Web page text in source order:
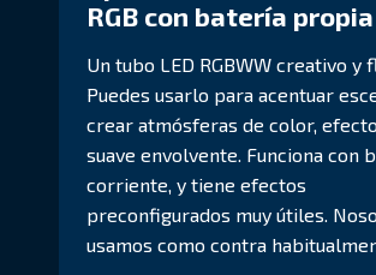
RGB con batería propia
Un tubo LED RGBWW creativo y
Puedes usarlo para acentuar
crear atmósferas de color,
suave envolvente. Funciona con
corriente, y tiene efectos
preconfigurados muy útiles.
usamos como contra